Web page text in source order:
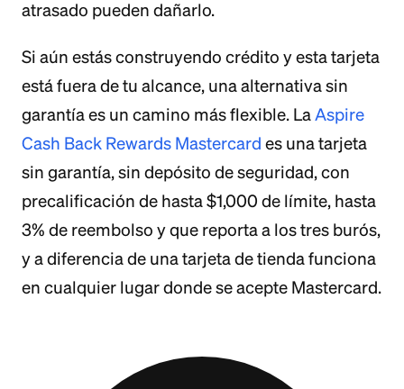
atrasado pueden dañarlo.
Si aún estás construyendo crédito y esta tarjeta
está fuera de tu alcance, una alternativa sin
garantía es un camino más flexible. LaAspire
Cash Back Rewards Mastercard es una tarjeta
sin garantía, sin depósito de seguridad, con
precalificación de hasta $1,000 de límite, hasta
3% de reembolso y que reporta a los tres burós,
y a diferencia de una tarjeta de tienda funciona
en cualquier lugar donde se acepte Mastercard.